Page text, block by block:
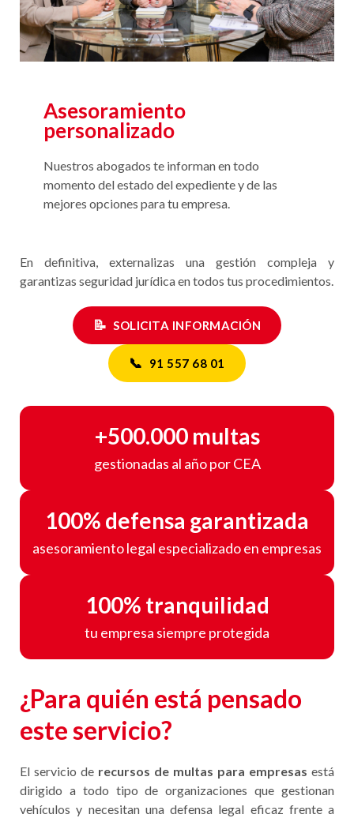
Asesoramiento
personalizado
Nuestros abogados te informan en todo
momento del estado del expediente y de las
En definitiva, externalizas una gestión compleja y
📝 SOLICITA INFORMACIÓN
📞 91 557 68 01
+500.000 multas
100% defensa garantizada
100% tranquilidad
¿Para quién está pensado
este servicio?
El servicio derecursos de multas para empresasestá
dirigido a todo tipo de organizaciones que gestionan